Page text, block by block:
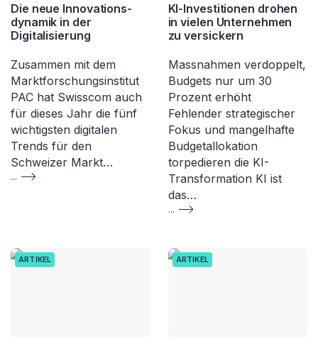
Die neue Innovations­
dynamik in der
Digitalisierung
Zusammen mit dem
Marktforschungsinstitut
PAC hat Swisscom auch
für dieses Jahr die fünf
wichtigsten digitalen
Trends für den
Schweizer Markt…
...
KI-Investitionen drohen
in vielen Unternehmen
zu versickern
Massnahmen verdoppelt,
Budgets nur um 30
Prozent erhöht
Fehlender strategischer
Fokus und mangelhafte
Budgetallokation
torpedieren die KI-
Transformation KI ist
das…
...
ARTIKEL ARTIKEL